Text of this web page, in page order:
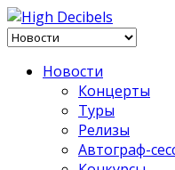
Новости
Концерты
Туры
Релизы
Автограф-